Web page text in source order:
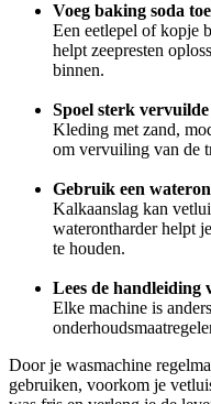
Voeg baking soda
Een eetlepel of kopje
helpt zeepresten
binnen.
Spoel sterk
Kleding met zand,
om vervuiling van de
Gebruik een
Kalkaanslag kan
waterontharder helpt
te houden.
Lees de handleiding
Elke machine is
Door je wasmachine
gebruiken, voorkom je